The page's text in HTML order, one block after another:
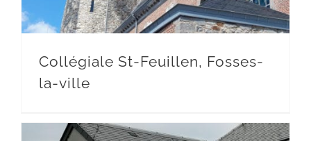
Collégiale St-Feuillen, Fosses-
la-ville